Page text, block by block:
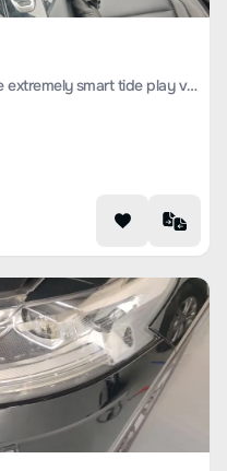
Haval F7x 2021 1.5T two-wheel drive extremely smart tide play version